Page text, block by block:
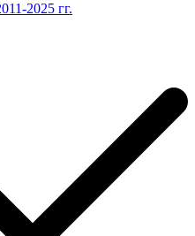
2025 гг.